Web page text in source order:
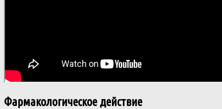
Фармакологическое действие